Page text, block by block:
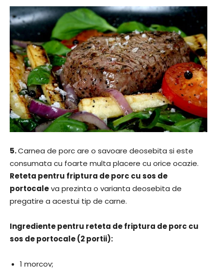
5.Carnea de porc are o savoare deosebita si este
consumata cu foarte multa placere cu orice ocazie.
Reteta pentru friptura de porc cu sos de
portocaleva prezinta o varianta deosebita de
pregatire a acestui tip de carne.
Ingrediente pentru reteta de friptura de porc cu
sos de portocale (2 portii):
1 morcov;